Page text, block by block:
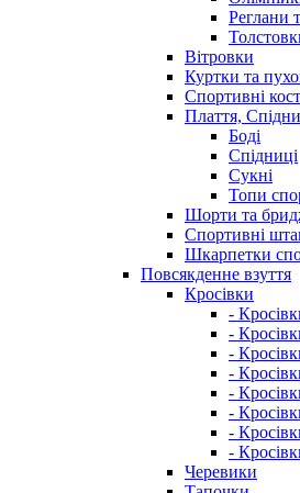
Реглани
Вітровки
Куртки та
Спортивні
Плаття,
Боді
Спідниці
Сукні
Топи
Шорти та
Спортивні
Шкарпетки
Повсякденне взуття
Кросівки
-
-
-
-
-
-
-
-
Черевики